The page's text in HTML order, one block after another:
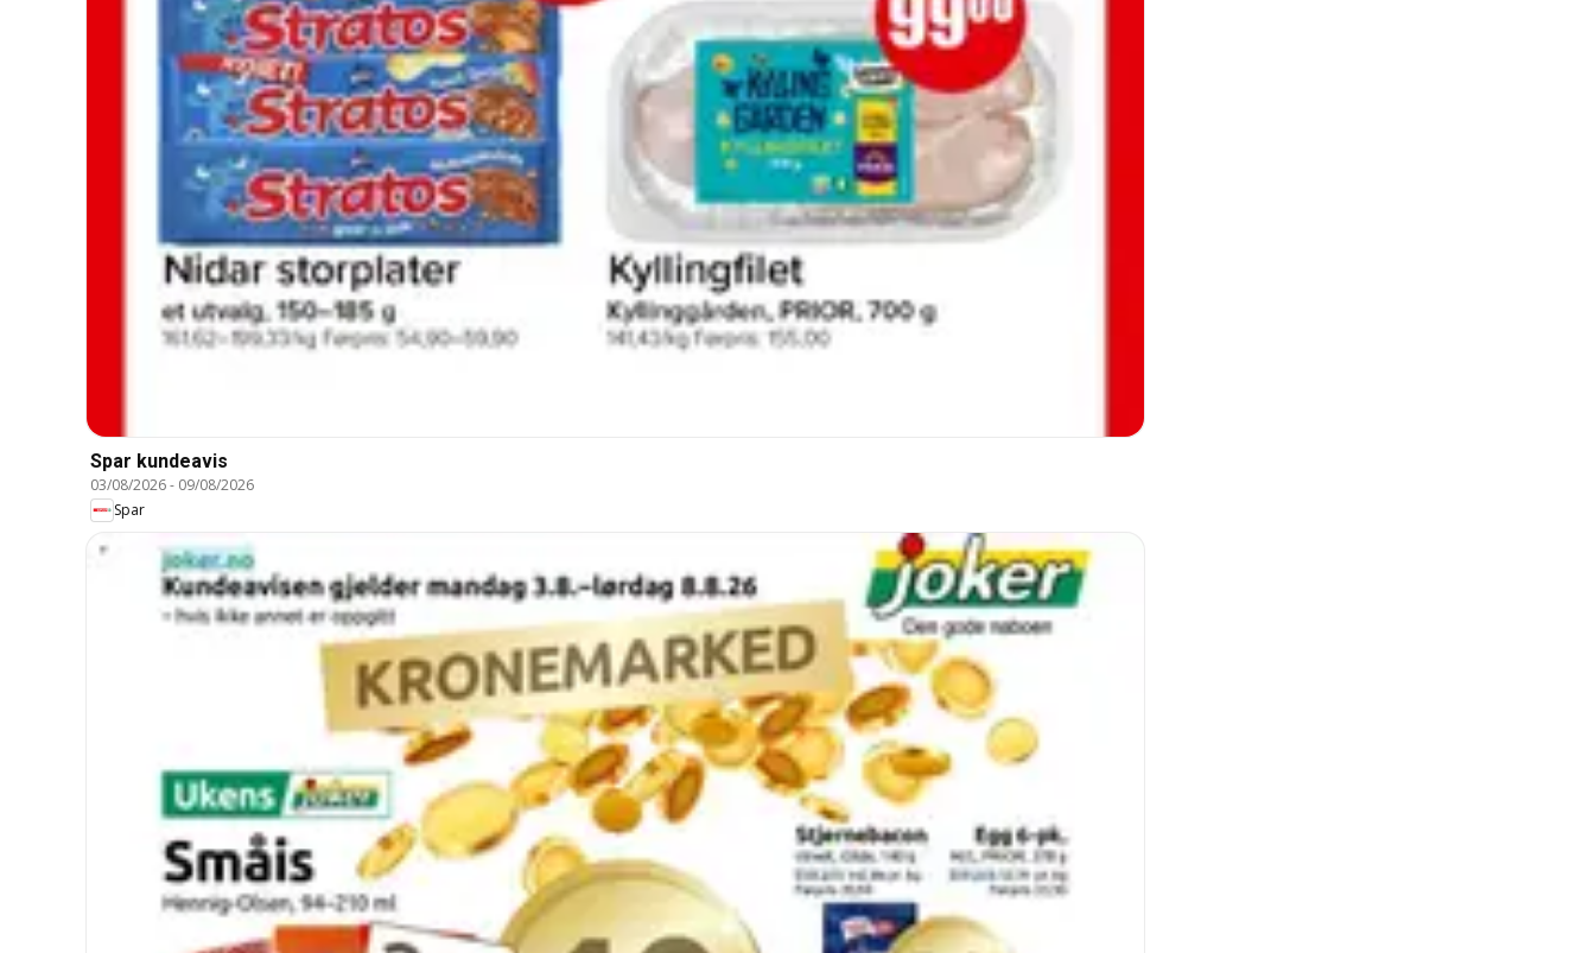
Spar kundeavis
03/08/2026- 09/08/2026
Spar